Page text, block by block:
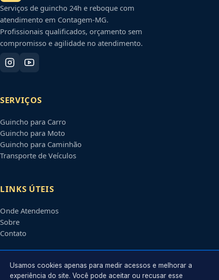
Serviços de guincho 24h e reboque com
atendimento em Contagem-MG.
Profissionais qualificados, orçamento sem
compromisso e agilidade no atendimento.
SERVIÇOS
Guincho para Carro
Guincho para Moto
Guincho para Caminhão
Transporte de Veículos
LINKS ÚTEIS
Onde Atendemos
Sobre
Contato
CONTATO
Usamos cookies apenas para medir acessos e melhorar a
experiência do site. Você pode aceitar ou recusar esse